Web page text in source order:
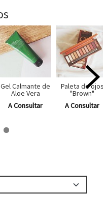
Gel Calmante de
Aloe Vera
A Consultar
Paleta de ojos
"Brown"
A Consultar